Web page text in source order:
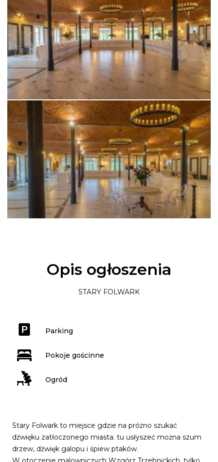
Opis ogłoszenia
STARY FOLWARK
Parking
Pokoje gościnne
Ogród
Stary Folwark to miejsce gdzie na próżno szukać
dźwięku zatłoczonego miasta. tu usłyszeć można szum
drzew, dźwięk galopu i śpiew ptaków.